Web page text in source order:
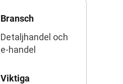
Bransch
Detaljhandel och
e-handel
Viktiga